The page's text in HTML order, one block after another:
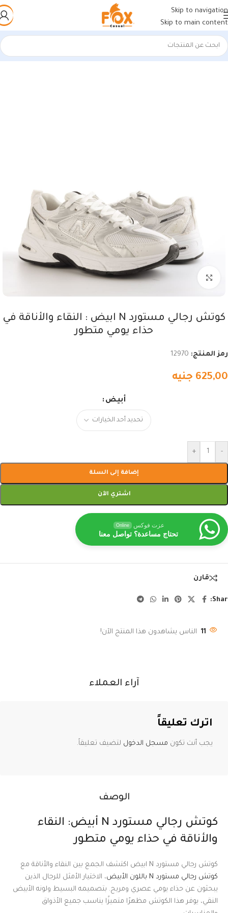
Skip to navigation
Skip to main content
الرئيسية/أحذية رجالي/كوتشي رجالي
اضغط للتكبير
كوتش رجالي مستورد N ابيض : النقاء والأناقة في
حذاء يومي متطور
رمز المنتج: 12970
625,00 جنيه
أبيض
-
+
إضافة إلى السلة
اشتري الآن
عزت فوكس Online
تحتاج مساعدة؟ تواصل معنا
قارن
11 الناس يشاهدون هذا المنتج الآن!
الوصف
كوتش رجالي مستورد N أبيض: النقاء
والأناقة في حذاء يومي متطور
كوتش رجالي مستورد N ابيض اكتشف الجمع بين النقاء والأناقة مع
كوتش رجالي مستورد N باللون الأبيض
، الاختيار الأمثل للرجال الذين
يبحثون عن حذاء يومي عصري ومريح. بتصميمه البسيط ولونه الأبيض
النقي، يوفر هذا الكوتش مظهرًا متميزًا يناسب جميع الأذواق
آراء العملاء
اترك تعليقاً
يجب أنت تكون مسجل الدخول لتضيف تعليقاً.